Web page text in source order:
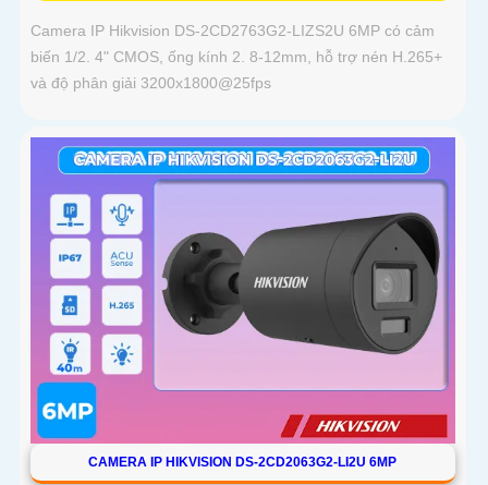
Camera IP Hikvision DS-2CD2763G2-LIZS2U 6MP có cảm
biến 1/2. 4" CMOS, ống kính 2. 8-12mm, hỗ trợ nén H.265+
và độ phân giải 3200x1800@25fps
CAMERA IP HIKVISION DS-2CD2063G2-LI2U 6MP